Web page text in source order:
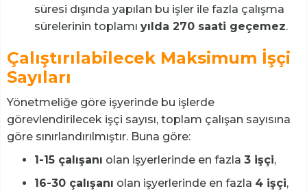
süresi dışında yapılan bu işler ile fazla çalışma
sürelerinin toplamı yılda 270 saati geçemez.
Çalıştırılabilecek Maksimum İşçi
Sayıları
Yönetmeliğe göre işyerinde bu işlerde
görevlendirilecek işçi sayısı, toplam çalışan sayısına
göre sınırlandırılmıştır. Buna göre:
1-15 çalışanı olan işyerlerinde en fazla 3 işçi,
16-30 çalışanı olan işyerlerinde en fazla 4 işçi,